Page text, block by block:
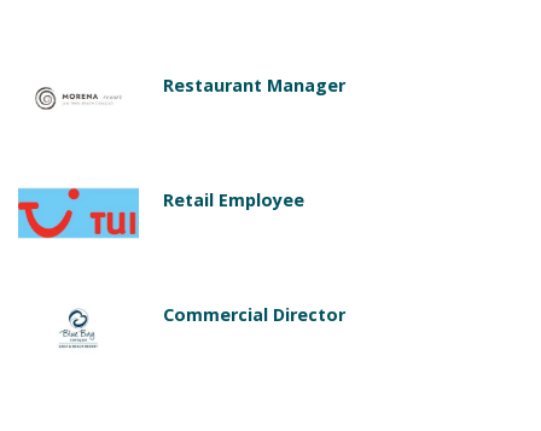
Restaurant Manager
Retail Employee
Commercial Director